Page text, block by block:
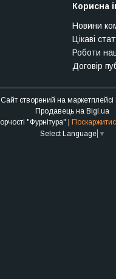
Корисна
Новини
Цікаві
Роботи
Договір
Сайт створений на маркетплейсі
Продавець на Bigl.ua
Інтернет-магазин товарів для творчості "Фурнітура" |
Select Language ▼